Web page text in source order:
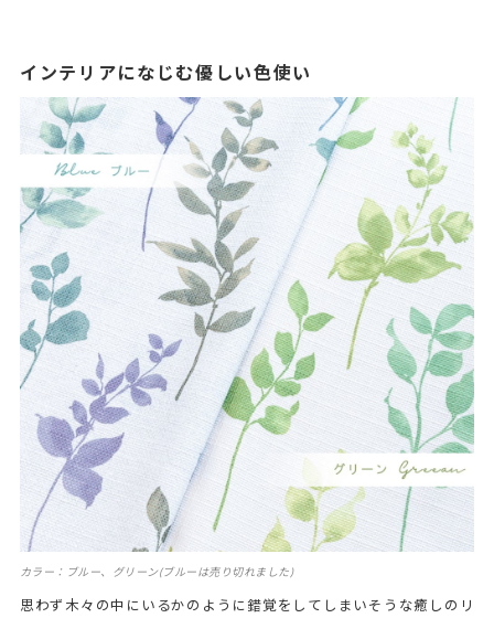
インテリアになじむ優しい色使い
カラー：ブルー、グリーン(ブルーは売り切れました)
思わず木々の中にいるかのように錯覚をしてしまいそうな癒しのリ